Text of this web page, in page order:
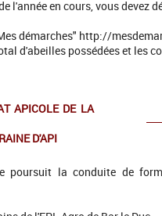
l'année en cours, vous
démarches" http://
d'abeilles possédées et les
APICOLE DE LA
D'API
poursuit la conduite de